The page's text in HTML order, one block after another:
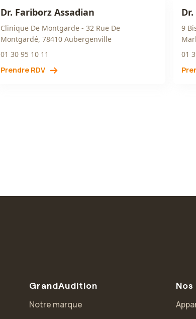
Dr. Fariborz Assadian
Clinique De Montgarde - 32 Rue De
Montgardé, 78410 Aubergenville
01 30 95 10 11
Prendre RDV
9
01
GrandAudition
Notre marque